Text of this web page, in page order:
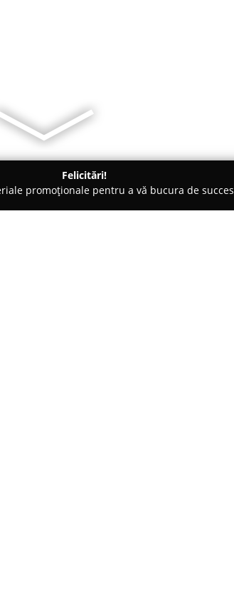
Felicitări!
promoționale pentru a vă bucura de